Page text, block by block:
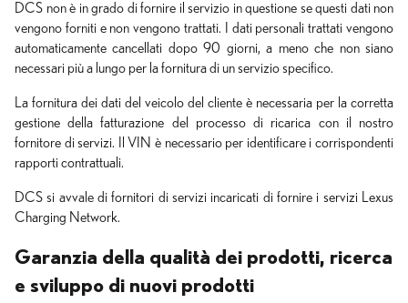
DCS non è in grado di fornire il servizio in questione se questi dati non
vengono forniti e non vengono trattati. I dati personali trattati vengono
automaticamente cancellati dopo 90 giorni, a meno che non siano
necessari più a lungo per la fornitura di un servizio specifico.
La fornitura dei dati del veicolo del cliente è necessaria per la corretta
gestione della fatturazione del processo di ricarica con il nostro
fornitore di servizi. Il VIN è necessario per identificare i corrispondenti
rapporti contrattuali.
DCS si avvale di fornitori di servizi incaricati di fornire i servizi Lexus
Charging Network.
Garanzia della qualità dei prodotti, ricerca
e sviluppo di nuovi prodotti